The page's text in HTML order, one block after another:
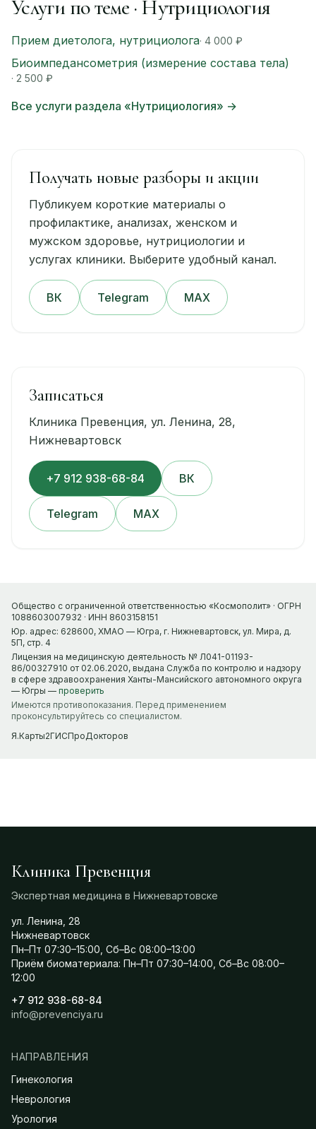
Услуги по теме · Нутрициология
Прием диетолога, нутрициолога· 4 000 ₽
Биоимпедансометрия (измерение состава тела)
· 2 500 ₽
Все услуги раздела «Нутрициология» →
Получать новые разборы и акции
Публикуем короткие материалы о
профилактике, анализах, женском и
мужском здоровье, нутрициологии и
услугах клиники. Выберите удобный канал.
ВК Telegram MAX
Записаться
Клиника Превенция, ул. Ленина, 28,
Нижневартовск
+7 912 938-68-84 ВК
Telegram MAX
Общество с ограниченной ответственностью «Космополит» · ОГРН
1088603007932 · ИНН 8603158151
Юр. адрес: 628600, ХМАО — Югра, г. Нижневартовск, ул. Мира, д.
5П, стр. 4
Лицензия на медицинскую деятельность № Л041-01193-
86/00327910 от 02.06.2020, выдана Служба по контролю и надзору
в сфере здравоохранения Ханты-Мансийского автономного округа
— Югры — проверить
Имеются противопоказания. Перед применением
проконсультируйтесь со специалистом.
Я.Карты2ГИСПроДокторов
Клиника Превенция
Экспертная медицина в Нижневартовске
ул. Ленина, 28
Нижневартовск
Пн–Пт 07:30–15:00, Сб–Вс 08:00–13:00
Приём биоматериала: Пн–Пт 07:30–14:00, Сб–Вс 08:00–
12:00
+7 912 938-68-84
info@prevenciya.ru
НАПРАВЛЕНИЯ
Гинекология
Неврология
Урология